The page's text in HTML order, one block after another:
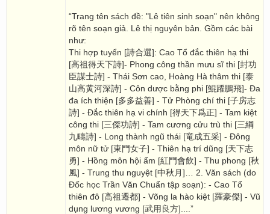
“Trang tên sách đề: "Lê tiên sinh soạn" nên không
rõ tên soạn giả. Lê thị nguyên bản. Gồm các bài
như:
Thi hợp tuyển [詩合選]: Cao Tổ đắc thiên hạ thi
[高祖得天下詩]- Phong công thần mưu sĩ thi [封功
臣謀士詩] - Thái Sơn cao, Hoàng Hà thâm thi [泰
山高黄河深詩] - Côn dược bằng phi [鯤躍鵬飛]- Đa
đa ích thiện [多多益善] - Tử Phòng chí thi [子房志
詩] - Đắc thiên hạ vi chính [得天下爲正] - Tam kiệt
công thi [三傑功詩] - Tam cương cửu trù thi [三綱
九疇詩] - Long thành ngũ thái [竜成五采] - Đông
môn nữ tử [東門女子] - Thiên hạ trí dũng [天下志
勇] - Hồng môn hội ẩm [紅門會飲] - Thu phong [秋
風] - Trung thu nguyệt [中秋月]… 2. Văn sách (do
Đốc học Trần Văn Chuẩn tập soạn): - Cao Tổ
thiên đô [高祖遷都] - Võng la hào kiệt [羅豪傑] - Vũ
dụng lương vương [武用良方]....”